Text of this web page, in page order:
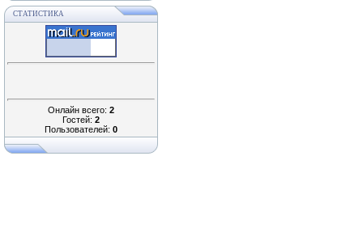
СТАТИСТИКА
Онлайн всего: 2
Гостей: 2
Пользователей: 0